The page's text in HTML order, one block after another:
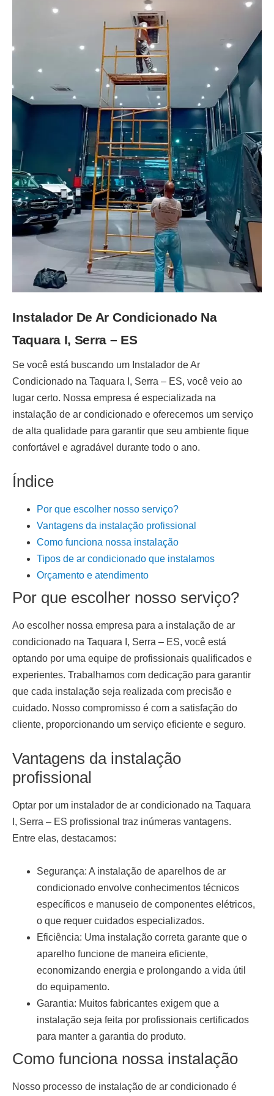
Instalador De Ar Condicionado Na
Taquara I, Serra – ES
Se você está buscando um Instalador de Ar
Condicionado na Taquara I, Serra – ES, você veio ao
lugar certo. Nossa empresa é especializada na
instalação de ar condicionado e oferecemos um serviço
de alta qualidade para garantir que seu ambiente fique
confortável e agradável durante todo o ano.
Índice
Por que escolher nosso serviço?
Vantagens da instalação profissional
Como funciona nossa instalação
Tipos de ar condicionado que instalamos
Orçamento e atendimento
Por que escolher nosso serviço?
Ao escolher nossa empresa para a instalação de ar
condicionado na Taquara I, Serra – ES, você está
optando por uma equipe de profissionais qualificados e
experientes. Trabalhamos com dedicação para garantir
que cada instalação seja realizada com precisão e
cuidado. Nosso compromisso é com a satisfação do
cliente, proporcionando um serviço eficiente e seguro.
Vantagens da instalação
profissional
Optar por um instalador de ar condicionado na Taquara
I, Serra – ES profissional traz inúmeras vantagens.
Entre elas, destacamos:
Segurança: A instalação de aparelhos de ar
condicionado envolve conhecimentos técnicos
específicos e manuseio de componentes elétricos,
o que requer cuidados especializados.
Eficiência: Uma instalação correta garante que o
aparelho funcione de maneira eficiente,
economizando energia e prolongando a vida útil
do equipamento.
Garantia: Muitos fabricantes exigem que a
instalação seja feita por profissionais certificados
para manter a garantia do produto.
Como funciona nossa instalação
Nosso processo de instalação de ar condicionado é